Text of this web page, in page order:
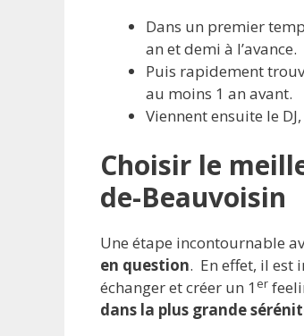
Dans un premier
an et demi à l’avance.
Puis rapidement
au moins 1 an avant.
Viennent ensuite le
Choisir le
de-Beauvoisin
Une étape incontournable
en question. En effet, il est
échanger et créer un 1 er
dans la plus grande